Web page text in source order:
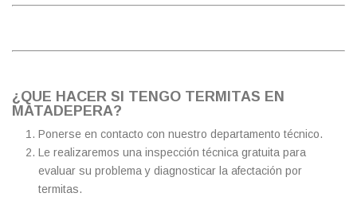
¿QUE HACER SI TENGO TERMITAS EN
MATADEPERA?
Ponerse en contacto con nuestro departamento técnico.
Le realizaremos una inspección técnica gratuita para
evaluar su problema y diagnosticar la afectación por
termitas.